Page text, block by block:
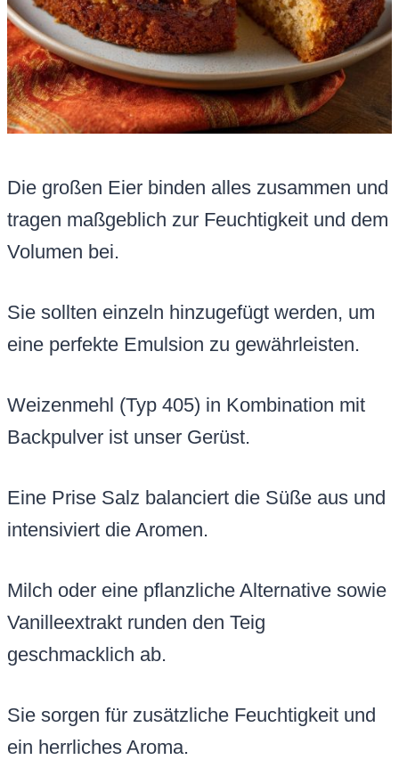
Die großen Eier binden alles zusammen und
tragen maßgeblich zur Feuchtigkeit und dem
Volumen bei.
Sie sollten einzeln hinzugefügt werden, um
eine perfekte Emulsion zu gewährleisten.
Weizenmehl (Typ 405) in Kombination mit
Backpulver ist unser Gerüst.
Eine Prise Salz balanciert die Süße aus und
intensiviert die Aromen.
Milch oder eine pflanzliche Alternative sowie
Vanilleextrakt runden den Teig
geschmacklich ab.
Sie sorgen für zusätzliche Feuchtigkeit und
ein herrliches Aroma.